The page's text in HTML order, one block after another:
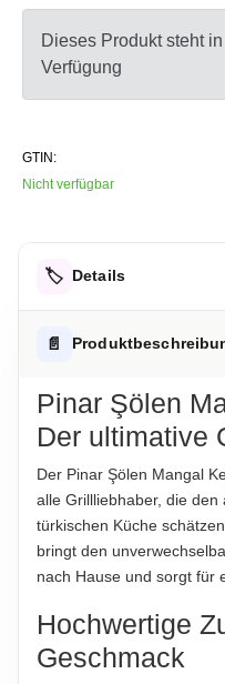
Dieses Produkt steht
Verfügung
GTIN:
Nicht verfügbar
🏷️ Details
HERKUNFTSLAND
Türkei
HINWEIS
Für die vorstehenden
übernommen. Bitte prüfen
der jeweiligen
Das Produktdesign kann
ABTROPFGEWICHT
1000g
📄
Pinar Şölen
Der ultimative
Der Pinar Şölen Mangal
alle Grillliebhaber, die
türkischen Küche
bringt den
nach Hause und sorgt für
Hochwertige
Geschmack